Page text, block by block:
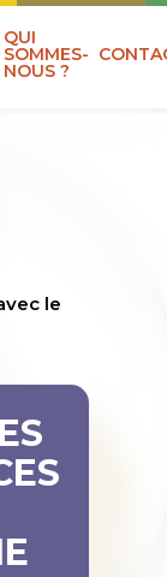
QUI
SOMMES-
NOUS ?
le